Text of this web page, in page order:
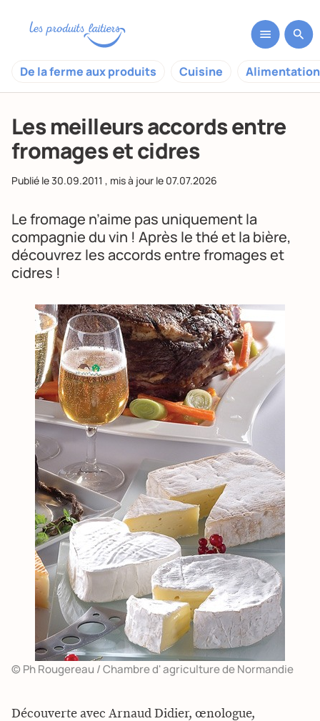
De la ferme aux produits Cuisine
Les meilleurs accords entre
fromages et cidres
Publié le30.09.2011 , mis à jour le 07.07.2026
Le fromage n’aime pas uniquement la
compagnie du vin ! Après lethéet la bière,
découvrez les accords entre fromages et
cidres !
© Ph Rougereau / Chambre d' agriculture de Normandie
Découverte avec Arnaud Didier, œnologue,